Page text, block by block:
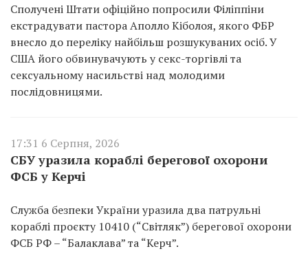
Сполучені Штати офіційно попросили Філіппіни
екстрадувати пастора Аполло Кіболоя, якого ФБР
внесло до переліку найбільш розшукуваних осіб. У
США його обвинувачують у секс-торгівлі та
сексуальному насильстві над молодими
послідовницями.
17:31 6 Серпня, 2026
СБУ уразила кораблі берегової охорони
ФСБ у Керчі
Служба безпеки України уразила два патрульні
кораблі проєкту 10410 (“Світляк”) берегової охорони
ФСБ РФ – “Балаклава” та “Керч”.